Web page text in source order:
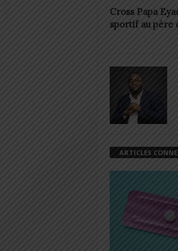
Cross Papa
sportif au père
ARTICLES